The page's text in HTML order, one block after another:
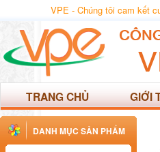
VPE - Chúng tôi cam kết
TRANG CHỦ GIỚI
DANH MỤC SẢN PHẨM